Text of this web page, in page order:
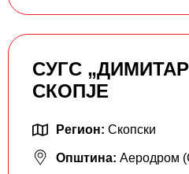
СУГС
СКОПЈЕ
Регион: Скопски
Општина: Аеродром